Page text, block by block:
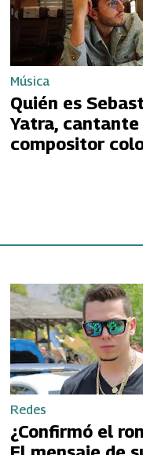
Música
Quién es
Yatra, cantante
compositor
Redes
¿Confirmó el